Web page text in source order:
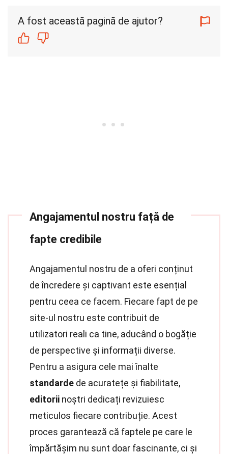
A fost această pagină de ajutor?
Angajamentul nostru față de
fapte credibile
Angajamentul nostru de a oferi conținut
de încredere și captivant este esențial
pentru ceea ce facem. Fiecare fapt de pe
site-ul nostru este contribuit de
utilizatori reali ca tine, aducând o bogăție
de perspective și informații diverse.
Pentru a asigura cele mai înalte
standarde de acuratețe și fiabilitate,
editorii noștri dedicați revizuiesc
meticulos fiecare contribuție. Acest
proces garantează că faptele pe care le
împărtășim nu sunt doar fascinante, ci și